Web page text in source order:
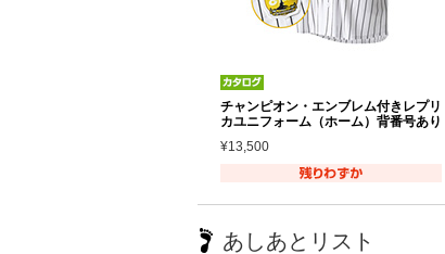
チャンピオン・エンブレム付きレプリ
カユニフォーム（ホーム）背番号あり
¥13,500
あしあとリスト